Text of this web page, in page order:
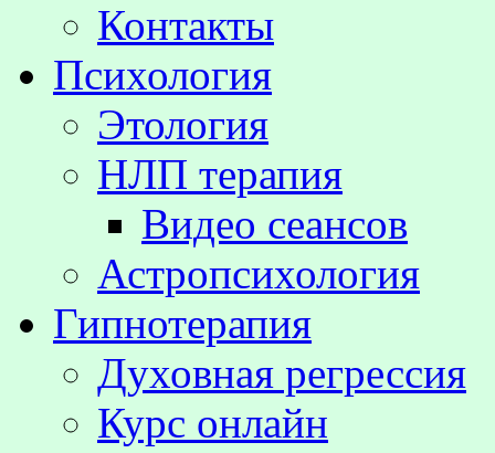
Контакты
Психология
Этология
НЛП терапия
Видео сеансов
Астропсихология
Гипнотерапия
Духовная регрессия
Курс онлайн